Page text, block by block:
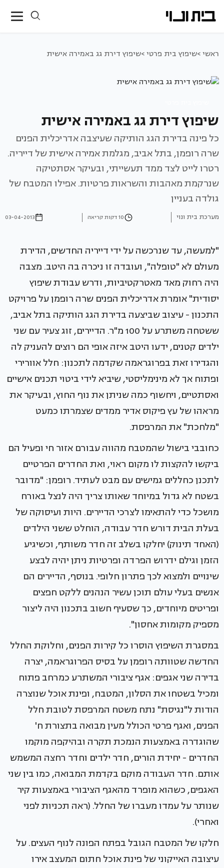
ראשי >שיפוץ בית פרטי >שיפוץ דירת גג באמירה אישית
שיפוץ דירת גג באמירה אישית
כל פינה בדירת הגג הותיקה שעיצבה אדריכלית הפנים
שרה רופמן, בתל אביב, מגלמת אמירה אישית של דייריה.
רטרו לייט לצד ממד תעשייתי, ובעיקר אסתטיקה
שנרקמת מאהבות והשראות פרטיות. אפילו המטבח של
גולדה בעניין
מערכת בית ונוי 10 דקות קריאה 03-04-2013
"למעשה, עד שנרכשה על ידי דייריה החדשים, הדירת
מעולם לא "טופלה", ועובדה זו ניכרה בה היטב. מצבה
היה רחוק מאד מאטרקטיביות, ודרש עבודת שיפוץ
יסודית" אומרת אדריכלית הפנים שרה רופמן על פרויקט
התכנון - עיצוב שביצעה בדירת הגג הותיקה בתל אביב,
ששטחה משתרע על 100 מ"ר. הדיירים, זוג צעיר עם שני
ילדים קטנים, ידעו היטב איזה אופי הם רוצים להעניק לה
והגדירו זאת בפרוגראמה שקדמה לתכנון: חלל אוורירי
ופתוח אך לא מינימליסטי, שיביא לידי ביטוי תכנים אישיים
ואסתטיים, ויחשוף כמה שניתן את נוף החוץ, ובעיקר את
מראהו של עץ פיקוס אדיר ממדים שצמרתו כמעט
"מלחכת" את המרפסת.
כחובבי בישול שהמטבח מהווה עבורם אזור חי ופעיל הם
ביקשו להקצות לו מקום ראוי, ואת החדרים הפרטיים
לתכנן כחללים גמישים עם מבט לעתיד. רופמן: "מדובר
בשטח לא גדול במיוחד שאותו צריך היה לנצל באורח
מושכל כדי להתאימו לצרכי הדיירים. היות ועיסוקה של
בעלת הבית דורש חדר עבודה, הוחלט ששני הילדים
(האחד תינוק) יחלקו בשלב זה חדר משותף, וכשיגיע
הזמן וגילם ידרוש הפרדה ופרטיות ניתן יהיה לבצע
שינויים ולמצוא לכך פתרון חלופי. בנוסף, הדיירים הם
אנשים בעלי עולם תוכן עשיר הנהנים ללקט חפצים
ופריטים מיוחדים, כך שסעיף חשוב בתכנון היה ליצור
מספיק מקומות אחסון".
במסגרת השיפוץ הוסרו כל קירות הפנים, וחלוקת החלל
החדשה שטוותה רופמן על בסיס הפרוגראמה, יצרה
בדירה שני אגפים: אגף ציבורי המשתרע כמרחב פתוח
ומכיל בשטחו את הסלון, המטבח, ופינת אוכל שנוצרה
הודות ל"נגיסת" נתח משטח המרפסת לטובת חלל
הפנים, ואגף פרטי הכולל מעין מבואה בתצורת ח'
שהוגדרה באמצעות הנמכת תקרה ובהיקפה מוקמו
החדרים - יחידת הורים, חדר ילדים וחדר רחצה המשמש
אותם. חדר העבודה מוקם בקדמת המבואה, כמו בין שני
האגפים, כשהוא מופרד מהאגף הציבורי באמצעות קיר
שנותר על עמדו מעברו של החלל. (ראה תכניות לפני
ואחרי).
חלקו של המטבח הגובל בפתח הפונה לנוף העצים. על
עיצובה האייקוני של פינת אוכל חתום המעצב אירו